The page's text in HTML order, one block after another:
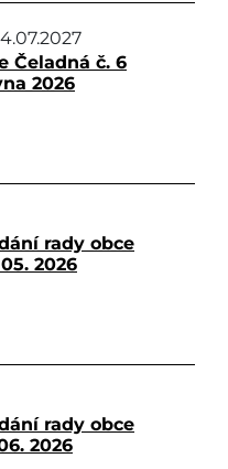
Čeladná č. 6
2026
rady obce
2026
rady obce
2026